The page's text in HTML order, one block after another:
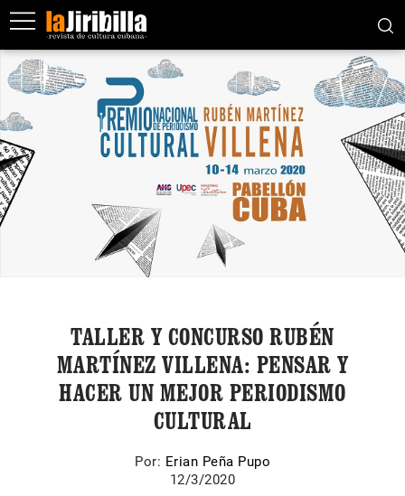
TALLER Y CONCURSO RUBÉN
MARTÍNEZ VILLENA: PENSAR Y
HACER UN MEJOR PERIODISMO
CULTURAL
Por: Erian Peña Pupo
12/3/2020